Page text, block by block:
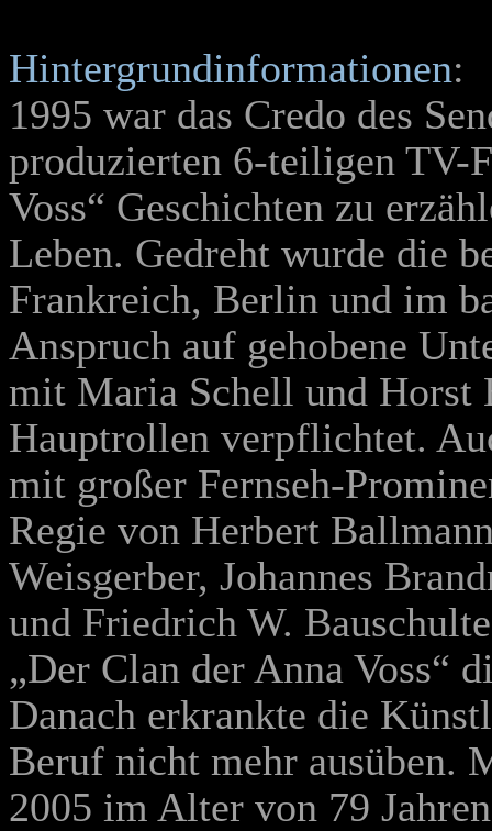
Hintergrundinformationen:
1995 war das Credo des
produzierten 6-teiligen TV-
Voss“ Geschichten zu
Leben. Gedreht wurde die
Frankreich, Berlin und im
Anspruch auf gehobene
mit Maria Schell und Horst
Hauptrollen verpflichtet.
mit großer Fernseh-
Regie von Herbert
Weisgerber, Johannes
und Friedrich W. Bauschulte
„Der Clan der Anna Voss“
Danach erkrankte die
Beruf nicht mehr ausüben.
2005 im Alter von 79